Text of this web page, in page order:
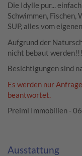
Die Idylle pur...
Schwimmen, Fischen,
SUP, alles vom
Aufgrund der
nicht bebaut werden!!!
Besichtigungen sind
Es werden nur
beantwortet.
Preiml Immobilien -
Ausstattung